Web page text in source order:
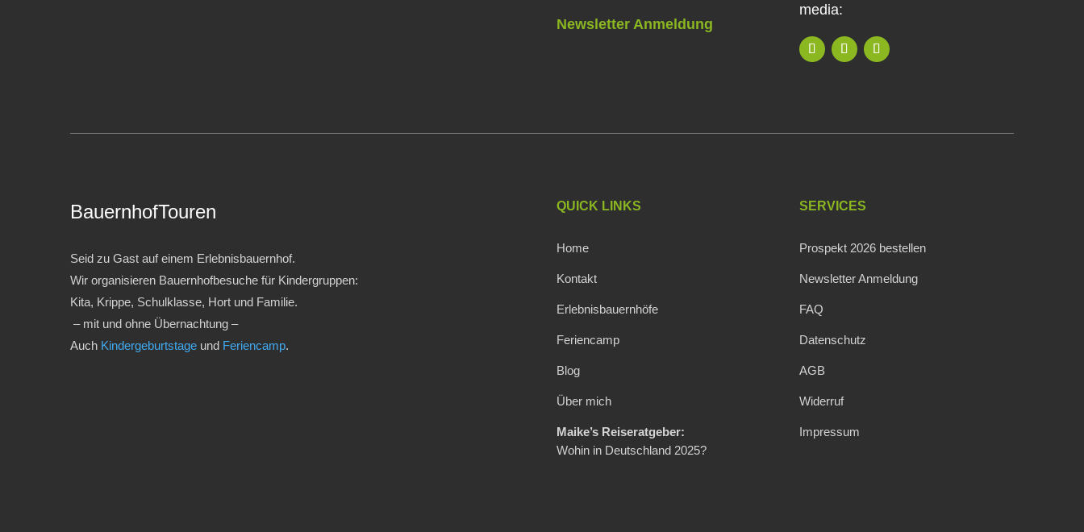
Newsletter Anmeldung
media:
BauernhofTouren
Seid zu Gast auf einem Erlebnisbauernhof.
Wir organisieren Bauernhofbesuche für Kindergruppen:
Kita, Krippe, Schulklasse, Hort und Familie.
– mit und ohne Übernachtung –
Auch Kindergeburtstage und Feriencamp.
QUICK LINKS
Home
Kontakt
Erlebnisbauernhöfe
Feriencamp
Blog
Über mich
Maike’s Reiseratgeber:
Wohin in Deutschland 2025?
SERVICES
Prospekt 2026 bestellen
Newsletter Anmeldung
FAQ
Datenschutz
AGB
Widerruf
Impressum